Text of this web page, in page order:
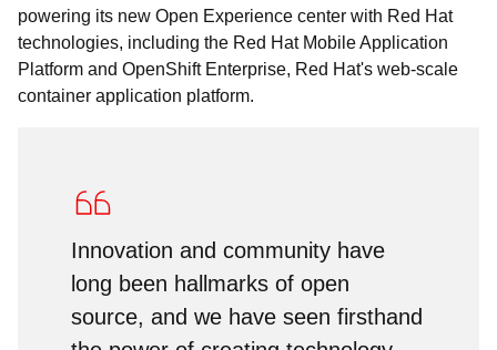
powering its new Open Experience center with Red Hat
technologies, including the Red Hat Mobile Application
Platform and OpenShift Enterprise, Red Hat's web-scale
container application platform.
Innovation and community have
long been hallmarks of open
source, and we have seen firsthand